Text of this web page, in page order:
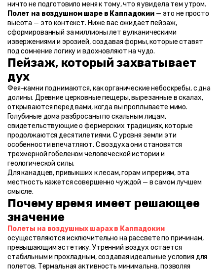
Полет на воздушном шаре в Каппадокии — это не просто
высота — это контекст. Ниже вас ожидает пейзаж,
сформированный за миллионы лет вулканическими
извержениями и эрозией, создавая формы, которые ставят
под сомнение логику и вдохновляют на чудо.
Пейзаж, который захватывает
дух
Фея-камни поднимаются, как органические небоскребы, с дна
долины. Древние церковные пещеры, вырезанные в скалах,
открываются перед вами, когда вы проплываете мимо.
Голубиные дома разбросаны по скальным лицам,
свидетельствующие о фермерских традициях, которые
продолжаются десятилетиями. С уровня земли эти
особенности впечатляют. С воздуха они становятся
трехмерной гобеленом человеческой истории и
геологической силы.
Для канадцев, привыкших к лесам, горам и прериям, эта
местность кажется совершенно чуждой — в самом лучшем
смысле.
Почему время имеет решающее
значение
Полеты на воздушных шарах в Каппадокии
осуществляются исключительно на рассвете по причинам,
превышающим эстетику. Утренний воздух остается
стабильным и прохладным, создавая идеальные условия для
полетов. Термальная активность минимальна, позволяя